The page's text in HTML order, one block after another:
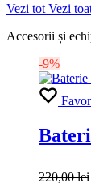
Vezi tot Vezi
Accesorii și
-9%
220,00lei